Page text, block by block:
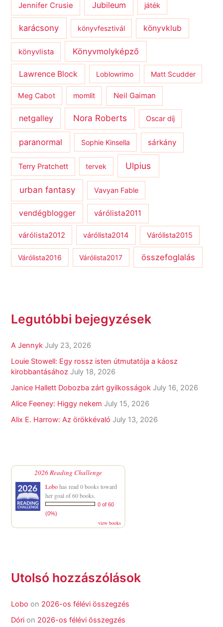
Jennifer Crusie Jubileum játék
karácsony könyvfesztivál könyvklub
könyvlista Könyvmolyképző
Lawrence Block Loblowrimo Matt Scudder
Meg Cabot momlit Neil Gaiman
netgalley Nora Roberts Oscar díj
paranormal Sophie Kinsella sárkány
Terry Pratchett tervek Ulpius
urban fantasy Vavyan Fable
vendégblogger várólista2011
várólista2012 várólista2014 Várólista2015
Várólista2016 Várólista2017 összefoglalás
Legutóbbi bejegyzések
A Jennyk July 23, 2026
Louie Stowell: Egy ​rossz isten útmutatója a káosz
kirobbantásához July 18, 2026
Janice Hallett Dobozba zárt gyilkosságok July 16, 2026
Alice Feeney: Higgy nekem July 15, 2026
Alix E. Harrow: Az örökkévaló July 13, 2026
2026 Reading Challenge
Lobohas read 0 books toward
her goal of 60 books.
0 of 60
(0%)
view books
Utolsó hozzászólások
Lobo on 2026-os félévi összegzés
Dóri on 2026-os félévi összegzés